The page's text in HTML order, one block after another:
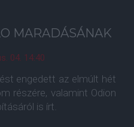
MARADÁSÁNAK
04. 14:40
engedett az elmúlt hét
részére, valamint Odion
is írt.